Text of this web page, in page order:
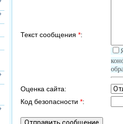
Текст сообщения *:
Оценка сайта:
Код безопасности *: